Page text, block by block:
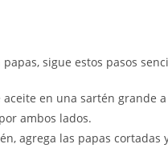
sigue estos pasos
en una sartén grande
ambos lados.
agrega las papas